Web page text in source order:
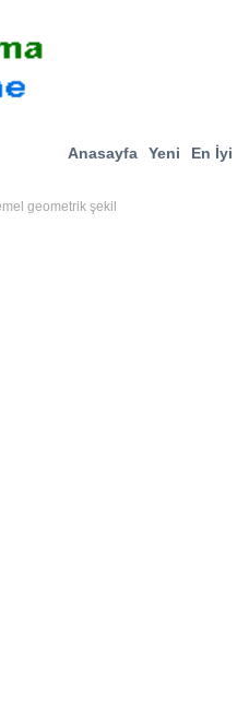
Anasayfa Yeni En İyi
geometrik şekil